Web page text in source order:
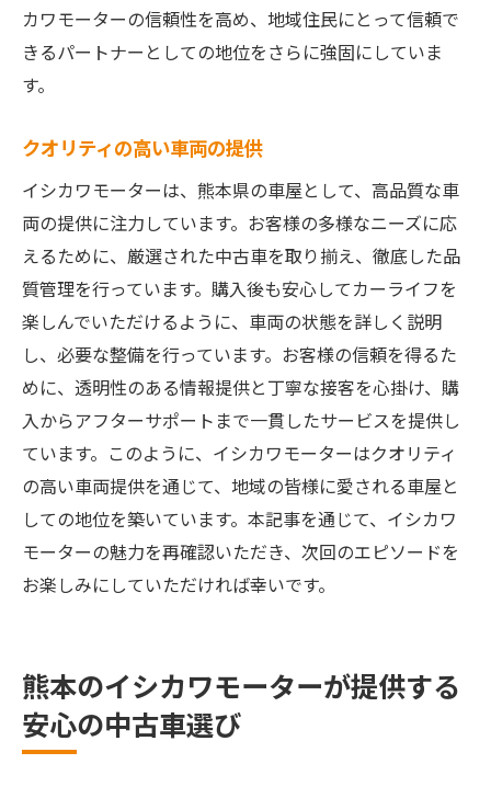
カワモーターの信頼性を高め、地域住民にとって信頼で
きるパートナーとしての地位をさらに強固にしていま
す。
クオリティの高い車両の提供
イシカワモーターは、熊本県の車屋として、高品質な車
両の提供に注力しています。お客様の多様なニーズに応
えるために、厳選された中古車を取り揃え、徹底した品
質管理を行っています。購入後も安心してカーライフを
楽しんでいただけるように、車両の状態を詳しく説明
し、必要な整備を行っています。お客様の信頼を得るた
めに、透明性のある情報提供と丁寧な接客を心掛け、購
入からアフターサポートまで一貫したサービスを提供し
ています。このように、イシカワモーターはクオリティ
の高い車両提供を通じて、地域の皆様に愛される車屋と
しての地位を築いています。本記事を通じて、イシカワ
モーターの魅力を再確認いただき、次回のエピソードを
お楽しみにしていただければ幸いです。
熊本のイシカワモーターが提供する
安心の中古車選び